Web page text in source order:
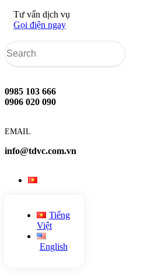
Tư vấn dịch vụ
Gọi điện ngay
0985 103 666
0906 020 090
EMAIL
info@tdvc.com.vn
Tiếng
Việt
English